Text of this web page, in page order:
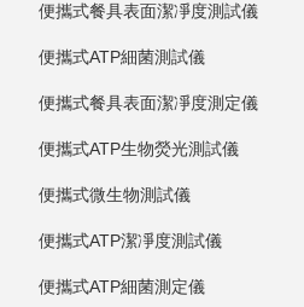
便攜式餐具表面潔凈度測試儀
便攜式ATP細菌測試儀
便攜式餐具表面潔凈度測定儀
便攜式ATP生物熒光測試儀
便攜式微生物測試儀
便攜式ATP潔凈度測試儀
便攜式ATP細菌測定儀